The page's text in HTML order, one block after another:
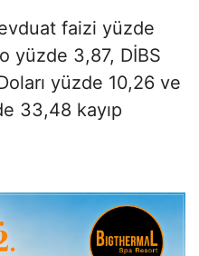
faizi yüzde
yüzde 3,87, DİBS
yüzde 10,26 ve
33,48 kayıp